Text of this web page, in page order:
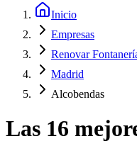
Inicio
Empresas
Renovar
Madrid
Alcobendas
Las 16